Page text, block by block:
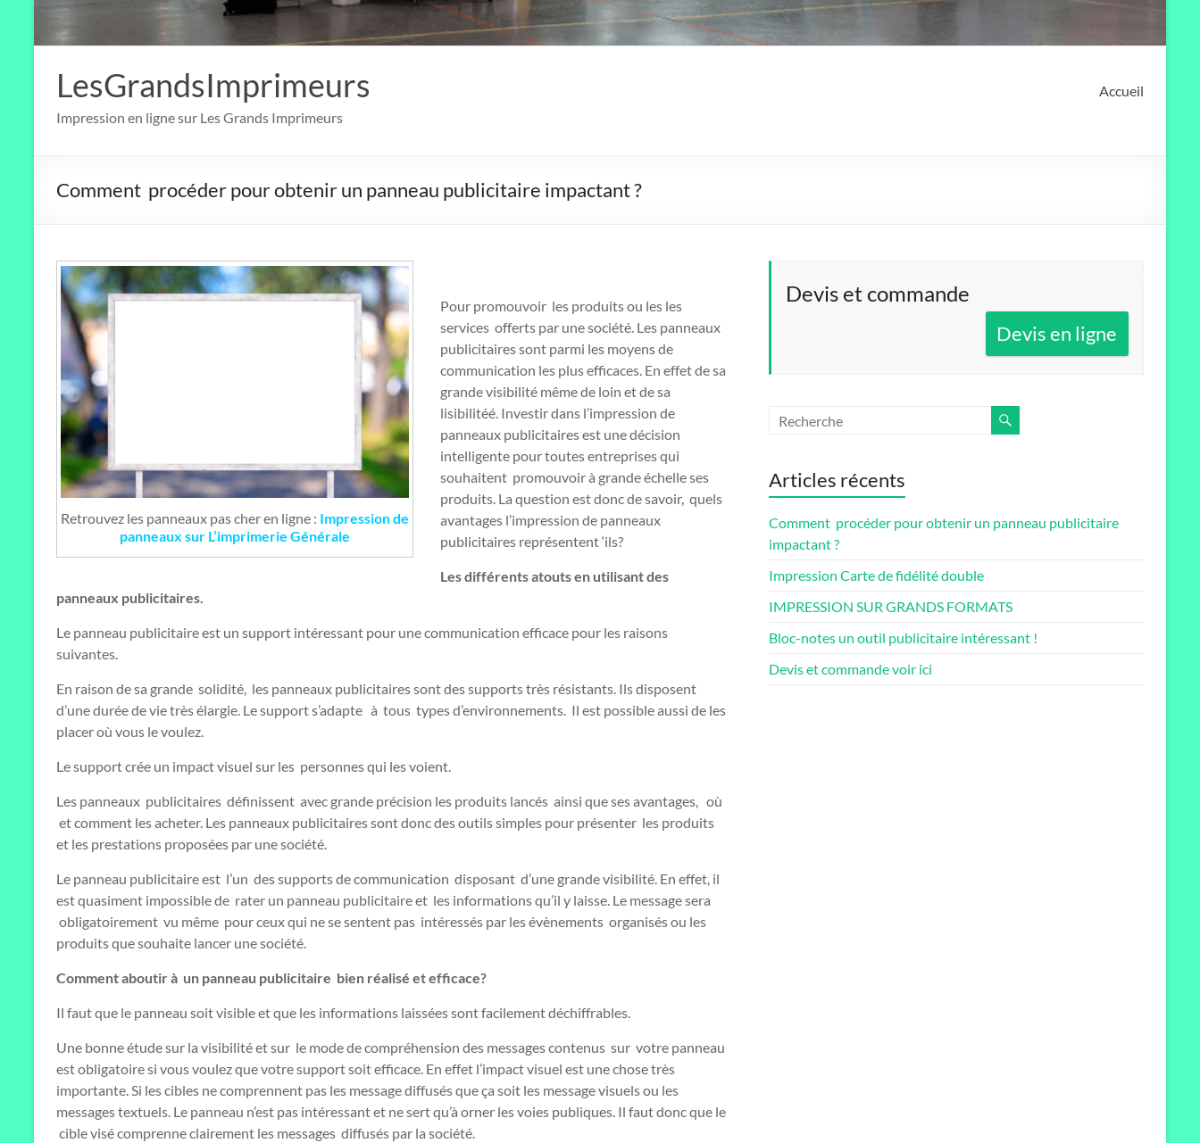
LesGrandsImprimeurs
Impression en ligne sur Les Grands Imprimeurs
Accueil
Comment procéder pour obtenir un panneau publicitaire impactant ?
Retrouvez les panneaux pas cher en ligne : Impression de
panneaux sur L’imprimerie Générale
Pour promouvoir les produits ou les les
services offerts par une société. Les panneaux
publicitaires sont parmi les moyens de
communication les plus efficaces. En effet de sa
grande visibilité même de loin et de sa
lisibilitéé. Investir dans l’impression de
panneaux publicitaires est une décision
intelligente pour toutes entreprises qui
souhaitent promouvoir à grande échelle ses
produits. La question est donc de savoir, quels
avantages l’impression de panneaux
publicitaires représentent ‘ils?
Les différents atouts en utilisant des
panneaux publicitaires.
Le panneau publicitaire est un support intéressant pour une communication efficace pour les raisons
suivantes.
En raison de sa grande solidité, les panneaux publicitaires sont des supports très résistants. Ils disposent
d’une durée de vie très élargie. Le support s’adapte à tous types d’environnements. Il est possible aussi de les
placer où vous le voulez.
Le support crée un impact visuel sur les personnes qui les voient.
Les panneaux publicitaires définissent avec grande précision les produits lancés ainsi que ses avantages, où
et comment les acheter. Les panneaux publicitaires sont donc des outils simples pour présenter les produits
et les prestations proposées par une société.
Le panneau publicitaire est l’un des supports de communication disposant d’une grande visibilité. En effet, il
est quasiment impossible de rater un panneau publicitaire et les informations qu’il y laisse. Le message sera
obligatoirement vu même pour ceux qui ne se sentent pas intéressés par les évènements organisés ou les
produits que souhaite lancer une société.
Comment aboutir à un panneau publicitaire bien réalisé et efficace?
Il faut que le panneau soit visible et que les informations laissées sont facilement déchiffrables.
Une bonne étude sur la visibilité et sur le mode de compréhension des messages contenus sur votre panneau
est obligatoire si vous voulez que votre support soit efficace. En effet l’impact visuel est une chose très
importante. Si les cibles ne comprennent pas les message diffusés que ça soit les message visuels ou les
messages textuels. Le panneau n’est pas intéressant et ne sert qu’à orner les voies publiques. Il faut donc que le
cible visé comprenne clairement les messages diffusés par la société.
Devis et commande
Devis en ligne
Articles récents
Comment procéder pour obtenir un panneau publicitaire
impactant ?
Impression Carte de fidélité double
IMPRESSION SUR GRANDS FORMATS
Bloc-notes un outil publicitaire intéressant !
Devis et commande voir ici